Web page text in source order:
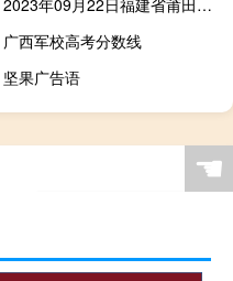
广西军校高考分数线
坚果广告语
☚